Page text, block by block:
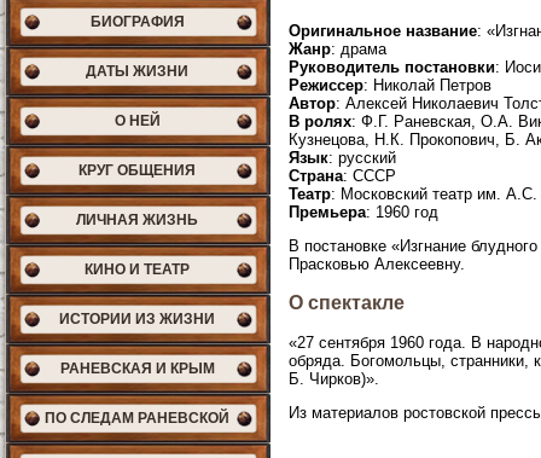
БИОГРАФИЯ
ДАТЫ ЖИЗНИ
О НЕЙ
КРУГ ОБЩЕНИЯ
ЛИЧНАЯ ЖИЗНЬ
КИНО И ТЕАТР
ИСТОРИИ ИЗ ЖИЗНИ
РАНЕВСКАЯ И КРЫМ
ПО СЛЕДАМ РАНЕВСКОЙ
Оригинальное название:
Жанр: драма
Руководитель постановки:
Режиссер: Николай Петров
Автор: Алексей Николаевич
В ролях: Ф.Г. Раневская, О.А.
Кузнецова, Н.К. Прокопович, Б.
Язык: русский
Страна: СССР
Театр: Московский театр им.
Премьера: 1960 год
В постановке «Изгнание
Прасковью Алексеевну.
О спектакле
«27 сентября 1960 года. В
обряда. Богомольцы, странники,
Б. Чирков)».
Из материалов ростовской